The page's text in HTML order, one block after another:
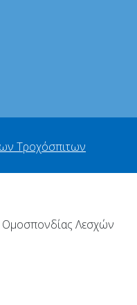
Ομοσπονδίας Λεσχών